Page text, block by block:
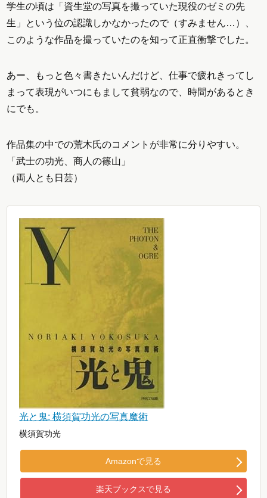
学生の頃は「資生堂の写真を撮っていた現役のゼミの先
生」という位の認識しかなかったので（すみません…）、
このような作品を撮っていたのを知って正直衝撃でした。
あー、もっと色々書きたいんだけど、仕事で疲れきってし
まって表現がいつにもまして貧弱なので、時間があるとき
にでも。
作品集の中での荒木氏のコメントが非常に分りやすい。
「武士の功光、商人の篠山」
（両人とも日芸）
光と鬼: 横須賀功光の写真魔術
横須賀功光
Amazonで見る
楽天ブックスで見る